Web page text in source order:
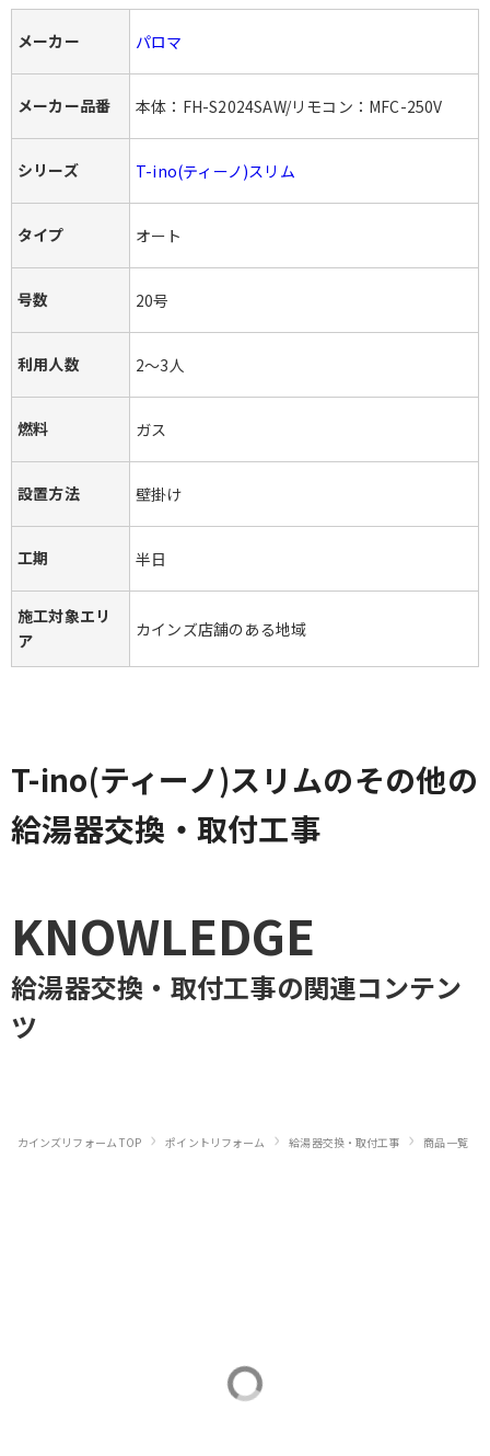
メーカー パロマ
メーカー品番 本体：FH-S2024SAW/リモコン：MFC-250V
シリーズ T-ino(ティーノ)スリム
タイプ オート
号数 20号
利用人数 2〜3人
燃料 ガス
設置方法 壁掛け
工期 半日
施工対象エリ
ア
カインズ店舗のある地域
T-ino(ティーノ)スリムのその他の
給湯器交換・取付工事
KNOWLEDGE
給湯器交換・取付工事の関連コンテン
ツ
カインズリフォーム TOP › ポイントリフォーム › 給湯器交換・取付工事 › 商品一覧